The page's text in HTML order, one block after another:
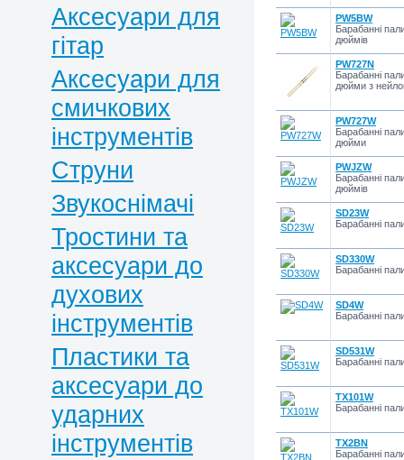
Аксесуари для
гітар
Аксесуари для
смичкових
інструментів
Струни
Звукоснімачі
Тростини та
аксесуари до
духових
інструментів
Пластики та
аксесуари до
ударних
інструментів
PW5BW
Барабанні
дюймів
PW727N
Барабанні
дюйми з
PW727W
Барабанні
дюйми
PWJZW
Барабанні
дюймів
SD23W
Барабанні
SD330W
Барабанні
SD4W
Барабанні
SD531W
Барабанні
TX101W
Барабанні
TX2BN
Барабанні